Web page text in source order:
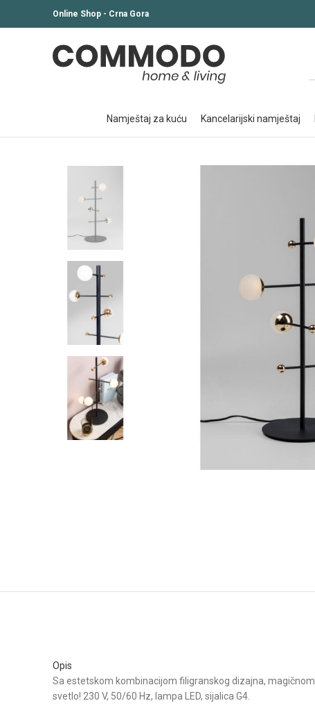
Online Shop - Crna Gora
namještaj za kuću kancelarijski namještaj
Opis
Sa estetskom kombinacijom filigranskog dizajna,
svetlo! 230 V, 50/60 Hz, lampa LED, sijalica G4.